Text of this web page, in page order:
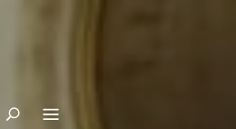
Search